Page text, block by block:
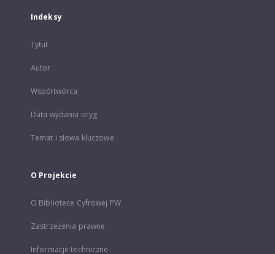
Indeksy
Tytuł
Autor
Współtwórca
Data wydania oryg.
Temat i słowa kluczowe
O Projekcie
O Bibliotece Cyfrowej PW
Zastrzeżenia prawne
Informacje techniczne